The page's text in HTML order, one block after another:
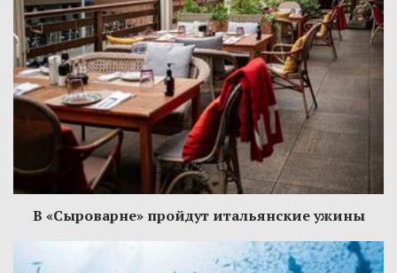
В «Сыроварне» пройдут итальянские ужины